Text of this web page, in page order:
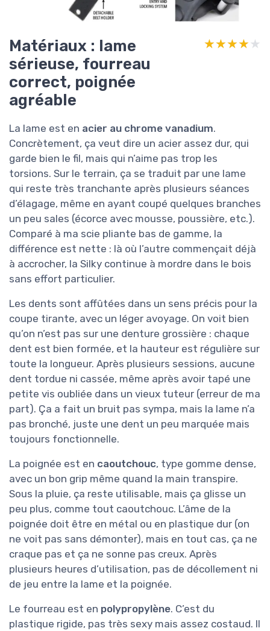
Matériaux : lame
sérieuse, fourreau
correct, poignée
agréable
★★★★★
★★★★★
La lame est en acier au chrome vanadium.
Concrètement, ça veut dire un acier assez dur, qui
garde bien le fil, mais qui n’aime pas trop les
torsions. Sur le terrain, ça se traduit par une lame
qui reste très tranchante après plusieurs séances
d’élagage, même en ayant coupé quelques branches
un peu sales (écorce avec mousse, poussière, etc.).
Comparé à ma scie pliante bas de gamme, la
différence est nette : là où l’autre commençait déjà
à accrocher, la Silky continue à mordre dans le bois
sans effort particulier.
Les dents sont affûtées dans un sens précis pour la
coupe tirante, avec un léger avoyage. On voit bien
qu’on n’est pas sur une denture grossière : chaque
dent est bien formée, et la hauteur est régulière sur
toute la longueur. Après plusieurs sessions, aucune
dent tordue ni cassée, même après avoir tapé une
petite vis oubliée dans un vieux tuteur (erreur de ma
part). Ça a fait un bruit pas sympa, mais la lame n’a
pas bronché, juste une dent un peu marquée mais
toujours fonctionnelle.
La poignée est en caoutchouc, type gomme dense,
avec un bon grip même quand la main transpire.
Sous la pluie, ça reste utilisable, mais ça glisse un
peu plus, comme tout caoutchouc. L’âme de la
poignée doit être en métal ou en plastique dur (on
ne voit pas sans démonter), mais en tout cas, ça ne
craque pas et ça ne sonne pas creux. Après
plusieurs heures d’utilisation, pas de décollement ni
de jeu entre la lame et la poignée.
Le fourreau est en polypropylène. C’est du
plastique rigide, pas très sexy mais assez costaud. Il